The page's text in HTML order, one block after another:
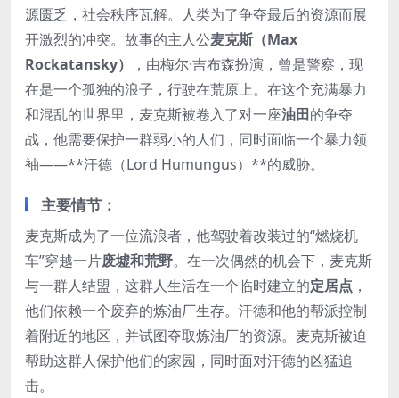
源匮乏，社会秩序瓦解。人类为了争夺最后的资源而展
开激烈的冲突。故事的主人公麦克斯（Max
Rockatansky）
，由梅尔·吉布森扮演，曾是警察，现
在是一个孤独的浪子，行驶在荒原上。在这个充满暴力
和混乱的世界里，麦克斯被卷入了对一座油田的争夺
战，他需要保护一群弱小的人们，同时面临一个暴力领
袖——**汗德（Lord Humungus）**的威胁。
主要情节：
麦克斯成为了一位流浪者，他驾驶着改装过的“燃烧机
车”穿越一片废墟和荒野。在一次偶然的机会下，麦克斯
与一群人结盟，这群人生活在一个临时建立的定居点 ，
他们依赖一个废弃的炼油厂生存。汗德和他的帮派控制
着附近的地区，并试图夺取炼油厂的资源。麦克斯被迫
帮助这群人保护他们的家园，同时面对汗德的凶猛追
击。